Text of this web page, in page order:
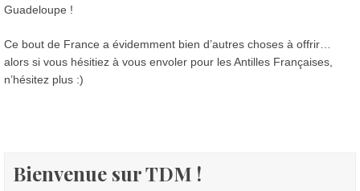
Guadeloupe !
Ce bout de France a évidemment bien d’autres choses à offrir…
alors si vous hésitiez à vous envoler pour les Antilles Françaises,
n’hésitez plus :)
Bienvenue sur TDM !